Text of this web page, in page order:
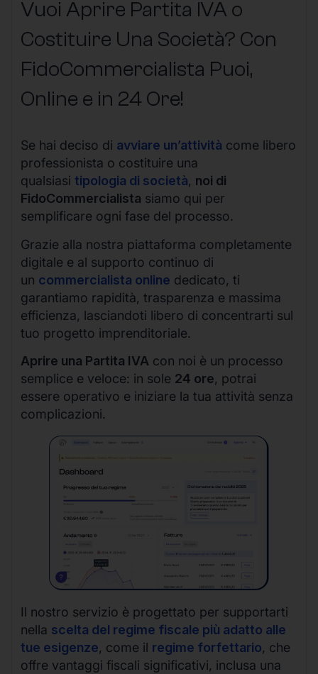
Vuoi Aprire Partita IVA o
Costituire Una Società? Con
FidoCommercialista Puoi,
Online e in 24 Ore!
Se hai deciso di avviare un’attività come libero
professionista o costituire una
qualsiasi tipologia di società, noi di
FidoCommercialista siamo qui per
semplificare ogni fase del processo.
Grazie alla nostra piattaforma completamente
digitale e al supporto continuo di
un commercialista online dedicato, ti
garantiamo rapidità, trasparenza e massima
efficienza, lasciandoti libero di concentrarti sul
tuo progetto imprenditoriale.
Aprire una Partita IVA con noi è un processo
semplice e veloce: in sole 24 ore, potrai
essere operativo e iniziare la tua attività senza
complicazioni.
Il nostro servizio è progettato per supportarti
nella scelta del regime fiscale più adatto alle
tue esigenze, come il regime forfettario, che
offre vantaggi fiscali significativi, inclusa una